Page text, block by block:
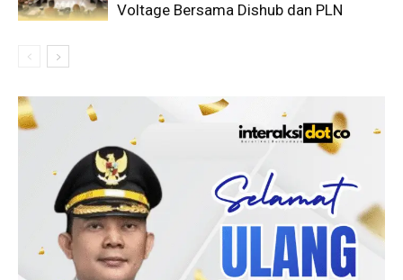
Voltage Bersama Dishub dan PLN